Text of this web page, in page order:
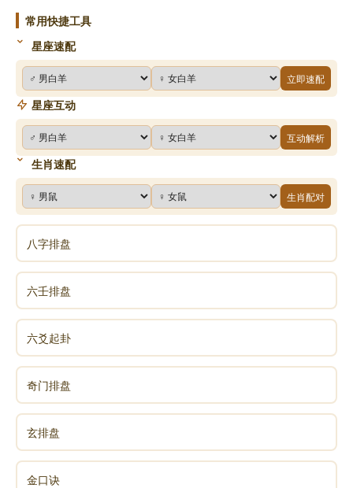
常用快捷工具
星座速配
立即速配
星座互动
互动解析
生肖速配
生肖配对
八字排盘
六壬排盘
六爻起卦
奇门排盘
玄排盘
金口诀